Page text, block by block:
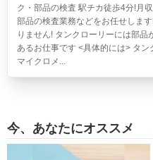
ク・部品の検査 駅チカ徒歩4分!月
部品の検査業務などをお任せしま
りません! タンクローリーには部
あるお仕事です <具体的には> タ
マイクロメ...
今、あなたにオススメ